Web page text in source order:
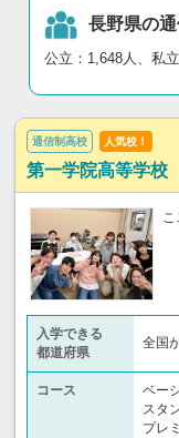
長野県の
公立：1,648人、私
通信制高校 人気校！
第一学院高等学
入学できる
都道府県
全国
コース
ベー
スタ
プレ